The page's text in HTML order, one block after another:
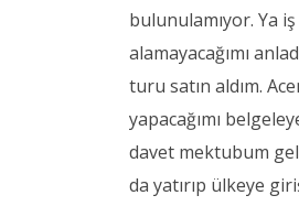
bulunulamıyor. Ya
alamayacağımı
turu satın aldım.
yapacağımı
davet mektubum
da yatırıp ülkeye